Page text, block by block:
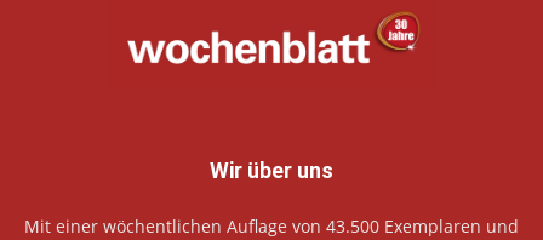
Wir über uns
Mit einer wöchentlichen Auflage von 43.500 Exemplaren und